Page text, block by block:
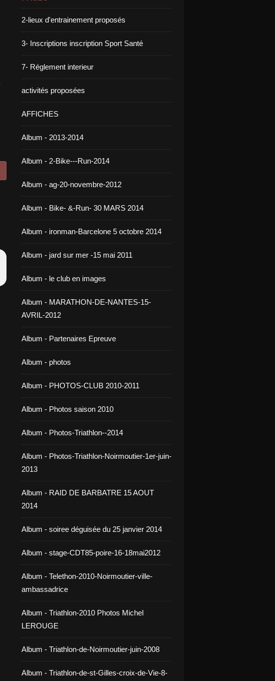
2-lieux d'entrainement proposés
3- Inscriptions inscription Sport Santé
7- Réglement interieur
activités proposées
AFFICHES
Album - 2013-2014
Album - 2-Bike---Run-2014
Album - ag-20-novembre-2012
Album - Bike- &-Run- 30 MARS 2014
Album - ironman-Barcelone 5 octobre 2014
Album - jard sur mer -15 mai 2011
Album - le club en images
Album - MARATHON-DE-NANTES-15-
AVRIL-2012
Album - Partenaires Epreuve
Album - photos
Album - PHOTOS-CLUB 2010-2011
Album - Photos saison 2010
Album - Photos-Triathlon--2014
Album - Photos-Triathlon-Noirmoutier-1er-juin-
2013
Album - RAID DE BARBATRE 15 AOUT
2014
Album - soiree déguisée du 25 janvier 2014
Album - stage-CDT85-poire-16-18mai2012
Album - Telethon-2010-Noirmoutier-ville-
ambassadrice
Album - Triathlon-2010 Photos Michel
LEROUGE
Album - Triathlon-de-Noirmoutier-juin-2008
Album - Triathlon-de-st-Gilles-croix-de-Vie-8-